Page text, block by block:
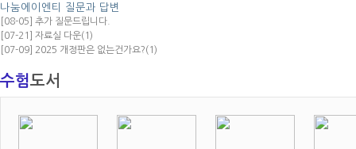
나눔에이엔티 질문과 답변
[08-05] 추가 질문드립니다.
[07-21] 자료실 다운(1)
[07-09] 2025 개정판은 없는건가요?(1)
수험도서